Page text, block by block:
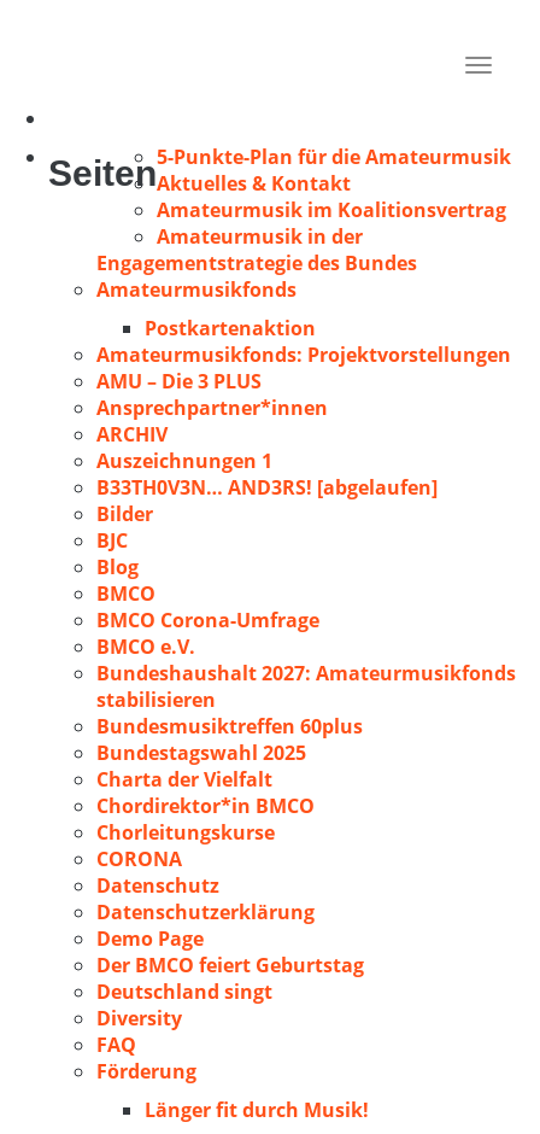
Toggle
Seiten5-Punkte-Plan für die Amateurmusik
Aktuelles & Kontakt
Amateurmusik im Koalitionsvertrag
Amateurmusik in der
Engagementstrategie des Bundes
Amateurmusikfonds
Postkartenaktion
Amateurmusikfonds: Projektvorstellungen
AMU – Die 3 PLUS
Ansprechpartner*innen
ARCHIV
Auszeichnungen 1
B33TH0V3N… AND3RS! [abgelaufen]
Bilder
BJC
Blog
BMCO
BMCO Corona-Umfrage
BMCO e.V.
Bundeshaushalt 2027: Amateurmusikfonds
stabilisieren
Bundesmusiktreffen 60plus
Bundestagswahl 2025
Charta der Vielfalt
Chordirektor*in BMCO
Chorleitungskurse
CORONA
Datenschutz
Datenschutzerklärung
Demo Page
Der BMCO feiert Geburtstag
Deutschland singt
Diversity
FAQ
Förderung
Länger fit durch Musik!